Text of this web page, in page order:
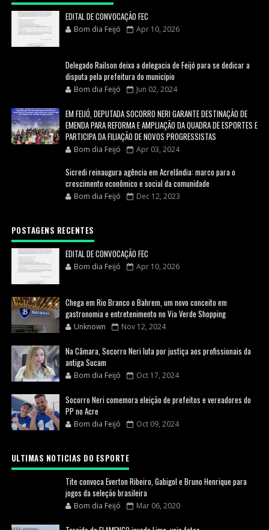
EDITAL DE CONVOCAÇÃO FEC
Bom dia Feijó Apr 10, 2026
Delegado Railson deixa a delegacia de Feijó para se dedicar a
disputa pela prefeitura do município
Bom dia Feijó Jun 02, 2024
EM FEIJÓ, DEPUTADA SOCORRO NERI GARANTE DESTINAÇÃO DE
EMENDA PARA REFORMA E AMPLIAÇÃO DA QUADRA DE ESPORTES E
PARTICIPA DA FILIAÇÃO DE NOVOS PROGRESSISTAS
Bom dia Feijó Apr 03, 2024
Sicredi reinaugura agência em Acrelândia: marco para o
crescimento econômico e social da comunidade
Bom dia Feijó Dec 12, 2023
POSTAGENS RECENTES
EDITAL DE CONVOCAÇÃO FEC
Bom dia Feijó Apr 10, 2026
Chega em Rio Branco o Bahrem, um novo conceito em
gastronomia e entretenimento no Via Verde Shopping
Unknown Nov 12, 2024
Na Câmara, Socorro Neri luta por justiça aos profissionais da
antiga Sucam
Bom dia Feijó Oct 17, 2024
Socorro Neri comemora eleição de prefeitos e vereadores do
PP no Acre
Bom dia Feijó Oct 09, 2024
ULTIMAS NOTICIAS DO ESPORTE
Tite convoca Everton Ribeiro, Gabigol e Bruno Henrique para
jogos da seleção brasileira
Bom dia Feijó Mar 06, 2020